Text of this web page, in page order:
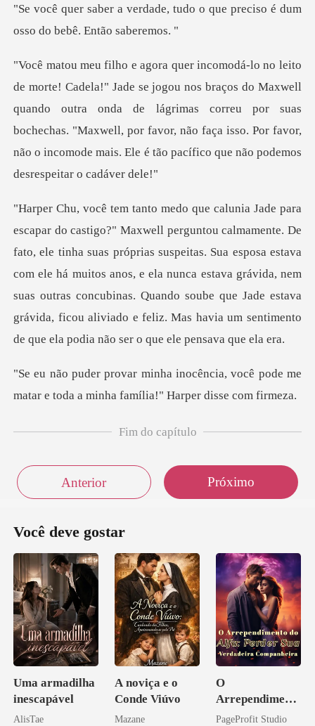
, tudo o que preciso é dum
os
do Maxwell
quando outra onda de lágrimas correu por suas
bochechas. "Maxwell, por favor, não faça is
próprias suspeitas. Sua esposa estava
com ele há muitos anos, e ela nunca estava grávida, nem
suas outras concubinas. Quando sou
cia, você pode me
matar e toda a min
Fim do capítulo
Anterior Próximo
Você deve gostar
Uma armadilha
inescapável
AlisTae
A noviça e o
Conde Viúvo
Mazane
O
Arrependiment
o do Alfa:
PageProfit Studio